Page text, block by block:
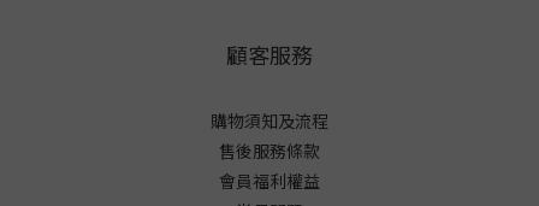
顧客服務
購物須知及流程
售後服務條款
會員福利權益